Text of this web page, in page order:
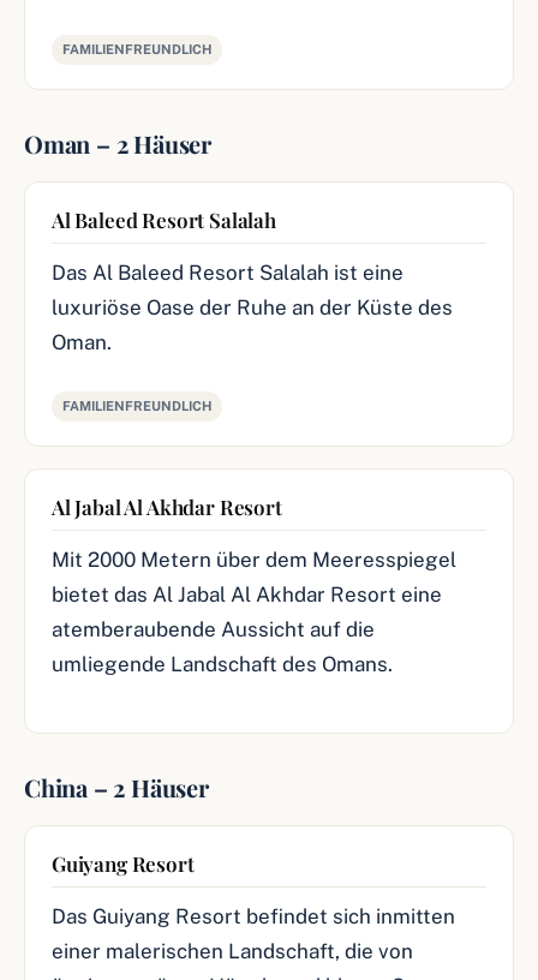
FAMILIENFREUNDLICH
Oman – 2 Häuser
Al Baleed Resort Salalah
Das Al Baleed Resort Salalah ist eine
luxuriöse Oase der Ruhe an der Küste des
Oman.
FAMILIENFREUNDLICH
Al Jabal Al Akhdar Resort
Mit 2000 Metern über dem Meeresspiegel
bietet das Al Jabal Al Akhdar Resort eine
atemberaubende Aussicht auf die
umliegende Landschaft des Omans.
China – 2 Häuser
Guiyang Resort
Das Guiyang Resort befindet sich inmitten
einer malerischen Landschaft, die von